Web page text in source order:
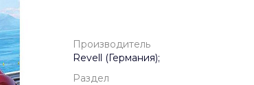
Производитель
Revell (Германия);
Раздел